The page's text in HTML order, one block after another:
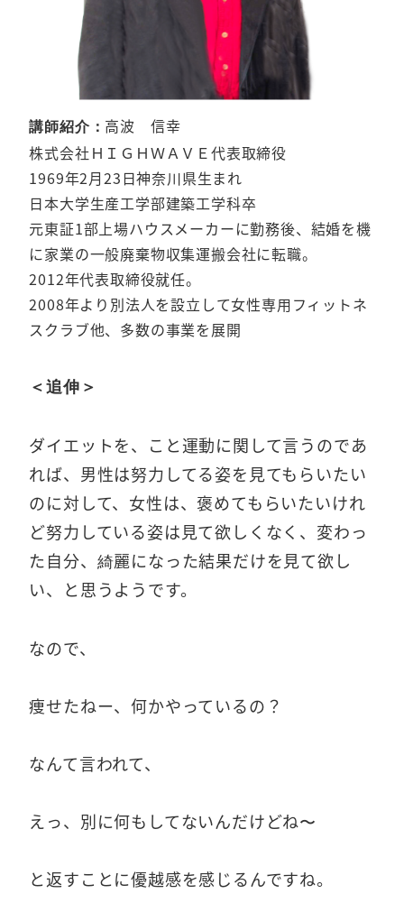
講師紹介： 高波 信幸
株式会社ＨＩＧＨＷＡＶＥ代表取締役
1969年2月23日神奈川県生まれ
日本大学生産工学部建築工学科卒
元東証1部上場ハウスメーカーに勤務後、結婚を機
に家業の一般廃棄物収集運搬会社に転職。
2012年代表取締役就任。
2008年より別法人を設立して女性専用フィットネ
スクラブ他、多数の事業を展開
＜追伸＞
ダイエットを、こと運動に関して言うのであ
れば、男性は努力してる姿を見てもらいたい
のに対して、女性は、褒めてもらいたいけれ
ど努力している姿は見て欲しくなく、変わっ
た自分、綺麗になった結果だけを見て欲し
い、と思うようです。
なので、
痩せたねー、何かやっているの？
なんて言われて、
えっ、別に何もしてないんだけどね〜
と返すことに優越感を感じるんですね。